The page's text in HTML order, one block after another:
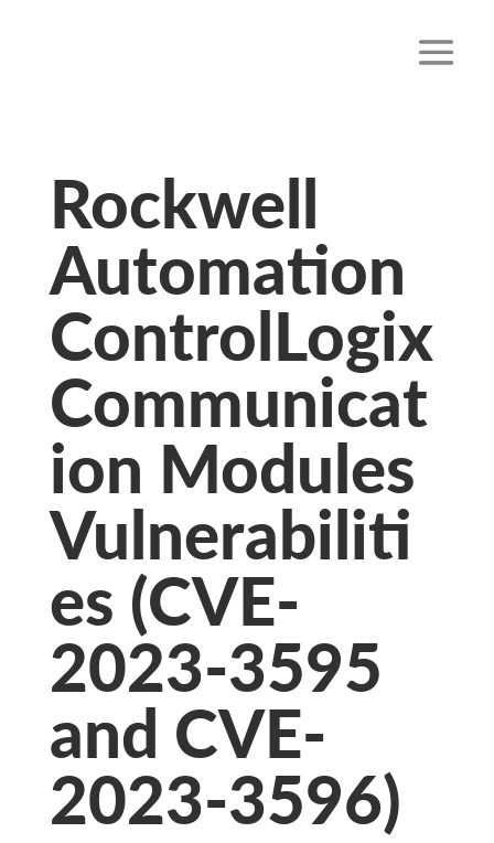
Rockwell
Automation
ControlLogix
Communicat
ion Modules
Vulnerabiliti
es (CVE-
2023-3595
and CVE-
2023-3596)